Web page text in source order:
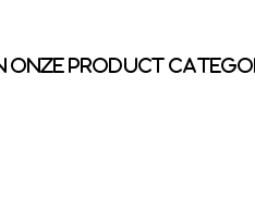
onze product